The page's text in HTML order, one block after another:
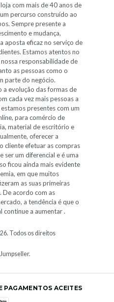
com mais de 40 anos de
percurso construído ao
Sempre presente a
e mudança,
aposta eficaz no serviço de
Estamos atentos no
responsabilidade de
as pessoas como o
parte do negócio.
a evolução das formas de
cada vez mais pessoas a
presentes com um
para comércio de
material de escritório e
oferecer a
cliente efetuar as compras
ser um diferencial e é uma
ficou ainda mais evidente
em que muitos
as suas primeiras
De acordo com as
a tendência é que o
continue a aumentar .
Todos os direitos
.
PAGAMENTOS ACEITES